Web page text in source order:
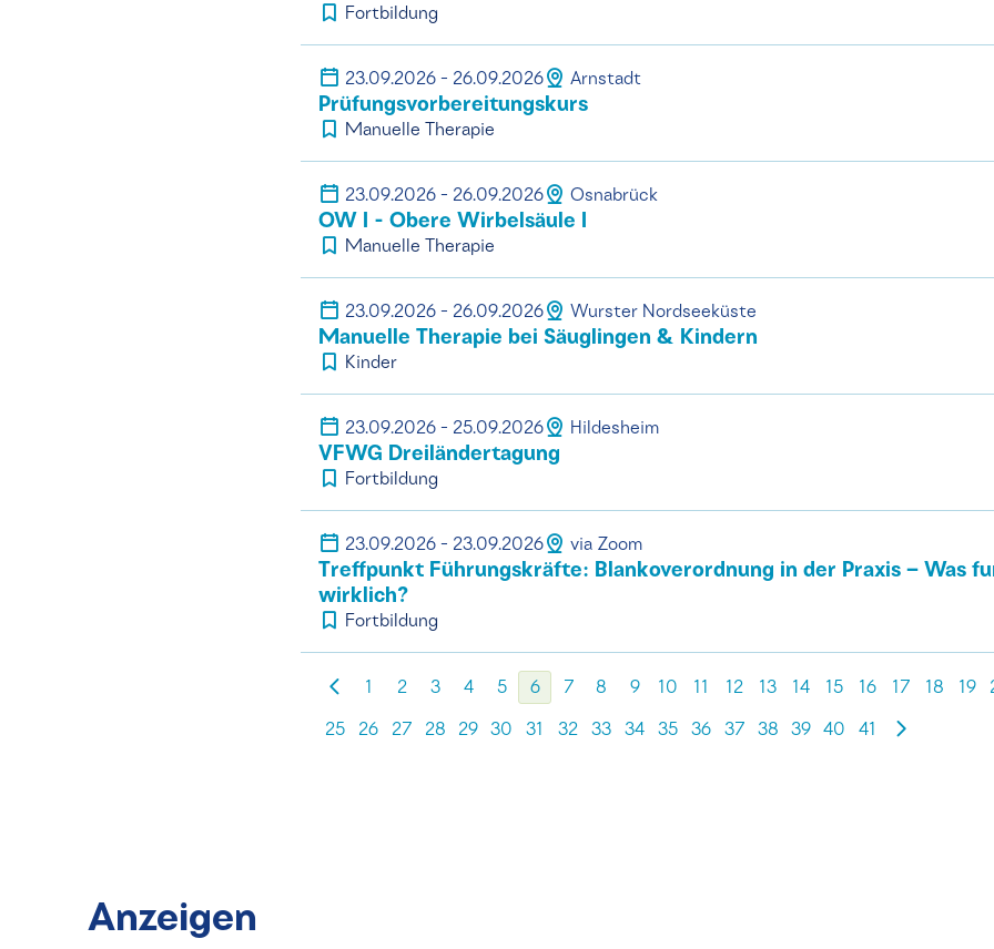
Fortbildung
23.09.2026 - 26.09.2026 Arnstadt
Prüfungsvorbereitungskurs
Manuelle Therapie
23.09.2026 - 26.09.2026 Osnabrück
OW I - Obere Wirbelsäule I
Manuelle Therapie
23.09.2026 - 26.09.2026 Wurster Nordseeküste
Manuelle Therapie bei Säuglingen & Kindern
Kinder
23.09.2026 - 25.09.2026 Hildesheim
VFWG Dreiländertagung
Fortbildung
23.09.2026 - 23.09.2026 via Zoom
Treffpunkt Führungskräfte: Blankoverordnung in der Praxis – Was
wirklich?
Fortbildung
1 2 3 4 5 6 7 8 9 10 11 12 13 14 15 16 17 18 19
25 26 27 28 29 30 31 32 33 34 35 36 37 38 39 40 41
Anzeigen